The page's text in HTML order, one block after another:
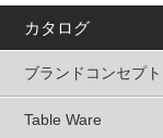
カタログ
ブランドコンセプト
Table Ware